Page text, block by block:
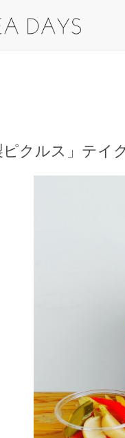
ピクルス」テ